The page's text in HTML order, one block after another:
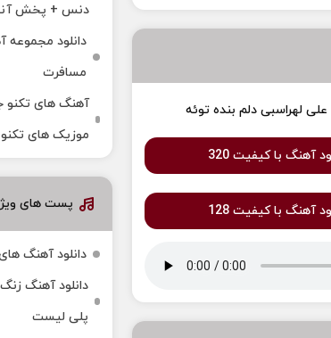
علی لهراسبی دلم بنده توئه
آهنگ با کیفیت 320
آهنگ با کیفیت 128
دنس + پخش
دانلود مجموعه
مسافرت
آهنگ های تکنو
موزیک های تکنو
پست های
دانلود آهنگ
دانلود آهنگ
پلی لیست